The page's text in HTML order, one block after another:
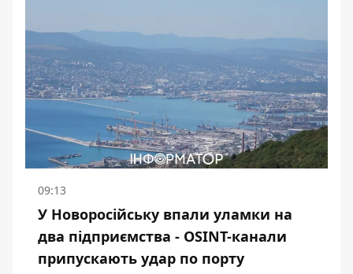
09:13
У Новоросійську впали уламки на
два підприємства - OSINT-канали
припускають удар по порту